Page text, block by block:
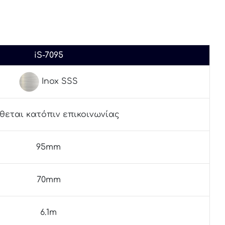
iS-7095
Inox SSS
κατόπιν επικοινωνίας
95mm
70mm
6.1m